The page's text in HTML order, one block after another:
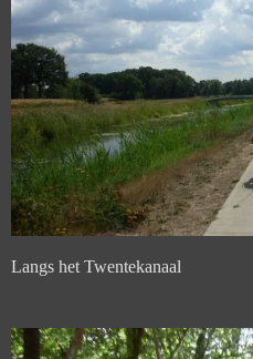
Langs het Twentekanaal